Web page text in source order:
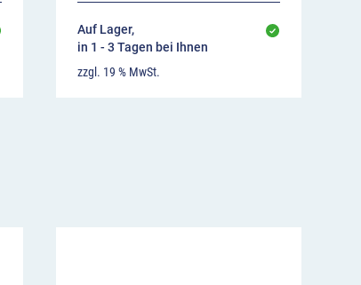
Auf Lager,
in 1 - 3 Tagen bei Ihnen
zzgl. 19 % MwSt.